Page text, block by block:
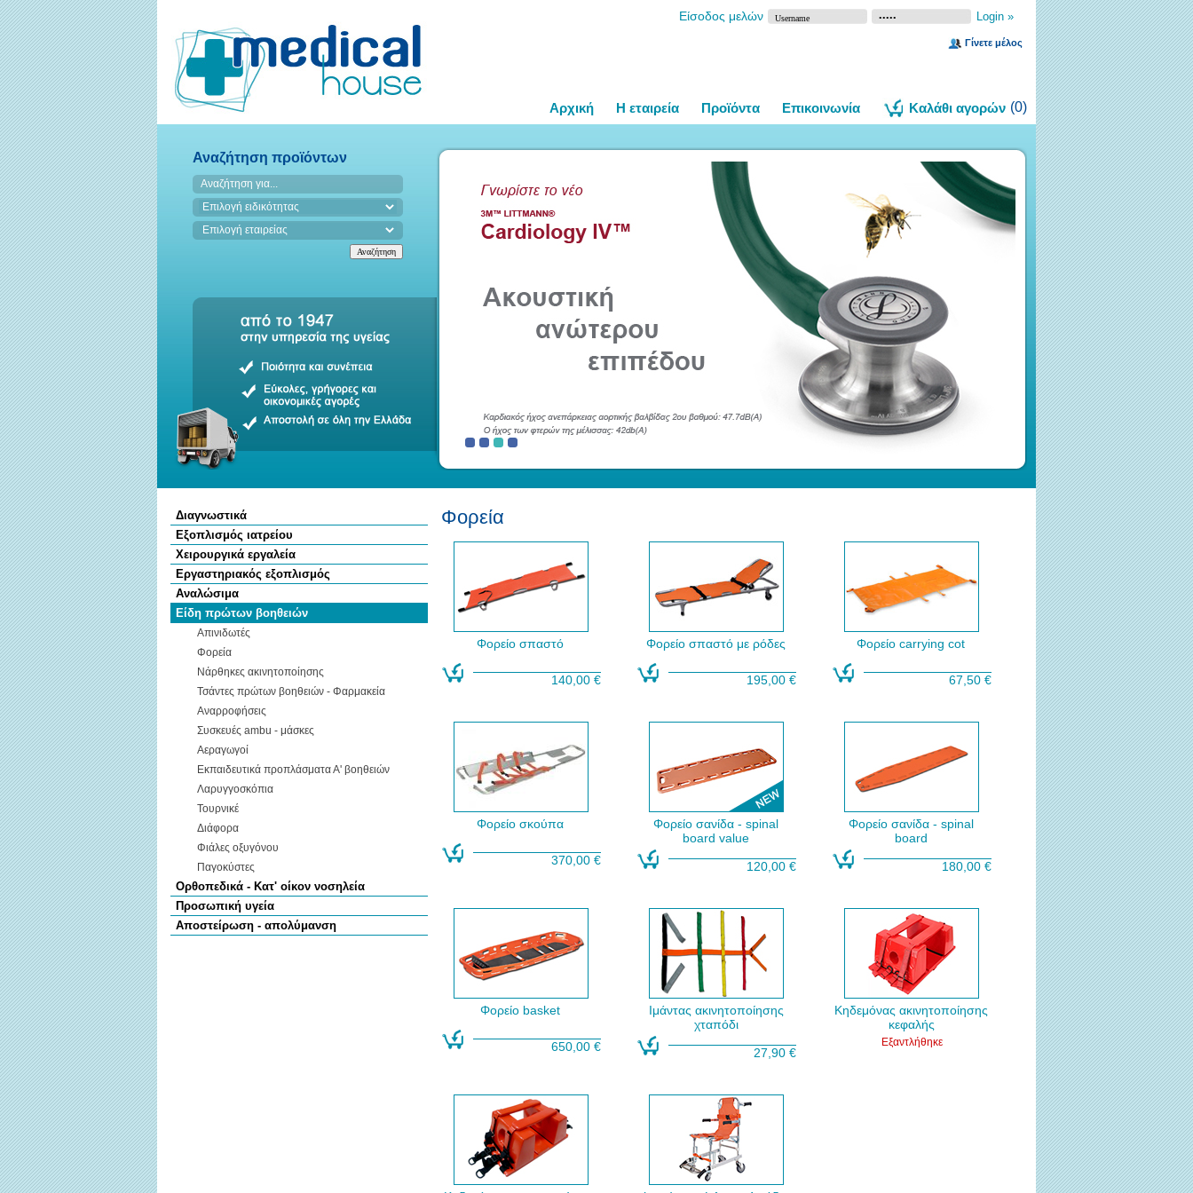
Είσοδος μελών
Γίνετε μέλος
Αρχική Η εταιρεία Προϊόντα Επικοινωνία Καλάθι αγορών (0)
Αναζήτηση προϊόντων
Διαγνωστικά
Εξοπλισμός ιατρείου
Χειρουργικά εργαλεία
Εργαστηριακός εξοπλισμός
Αναλώσιμα
Είδη πρώτων βοηθειών
Απινιδωτές
Φορεία
Νάρθηκες ακινητοποίησης
Τσάντες πρώτων βοηθειών - Φαρμακεία
Αναρροφήσεις
Συσκευές ambu - μάσκες
Αεραγωγοί
Εκπαιδευτικά προπλάσματα Α' βοηθειών
Λαρυγγοσκόπια
Τουρνικέ
Διάφορα
Φιάλες οξυγόνου
Παγοκύστες
Ορθοπεδικά - Κατ' οίκον νοσηλεία
Προσωπική υγεία
Αποστείρωση - απολύμανση
Φορεία
Φορείο σπαστό
140,00 €
Φορείο σπαστό με ρόδες
195,00 €
Φορείο carrying cot
67,50 €
Φορείο σκούπα
370,00 €
Φορείο σανίδα - spinal
board value
120,00 €
Φορείο σανίδα - spinal
board
180,00 €
Φορείο basket
650,00 €
Ιμάντας ακινητοποίησης
χταπόδι
27,90 €
Κηδεμόνας ακινητοποίησης
κεφαλής
Εξαντλήθηκε